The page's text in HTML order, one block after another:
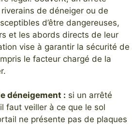
de déneiger ou de
d’être dangereuses,
et les abords directs de leur
vise à garantir la sécurité de
le facteur chargé de la
déneigement : si un arrêté
faut veiller à ce que le sol
ne présente pas de plaques